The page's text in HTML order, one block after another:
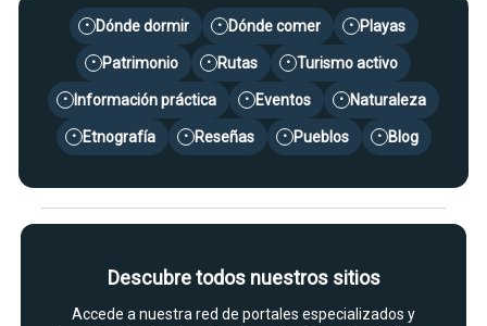
• Dónde dormir • Dónde comer • Playas
• Patrimonio • Rutas • Turismo activo
• Información práctica • Eventos • Naturaleza
• Etnografía • Reseñas • Pueblos • Blog
Descubre todos nuestros sitios
Accede a nuestra red de portales especializados y